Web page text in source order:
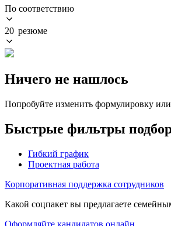
По соответствию
20 резюме
Ничего не нашлось
Попробуйте изменить формулировку
Быстрые фильтры
Гибкий график
Проектная работа
Корпоративная поддержка сотрудников
Какой соцпакет вы предлагаете
Оформляйте кандидатов онлайн